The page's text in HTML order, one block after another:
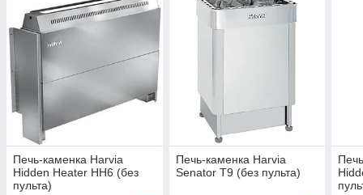
Печь-каменка Harvia
Hidden Heater HH6 (без
пульта)
Печь-каменка Harvia
Senator T9 (без пульта)